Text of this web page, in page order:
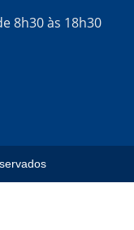
8h30 às 18h30